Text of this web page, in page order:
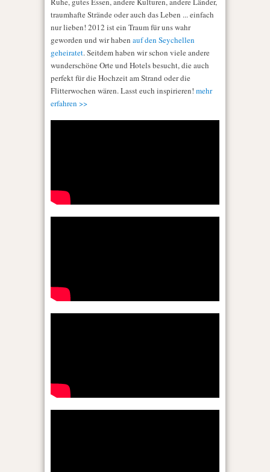
traumhafte Strände oder auch das Leben ... einfach
nur lieben! 2012 ist ein Traum für uns wahr
geworden und wir haben auf den Seychellen
geheiratet. Seitdem haben wir schon viele andere
wunderschöne Orte und Hotels besucht, die auch
perfekt für die Hochzeit am Strand oder die
Flitterwochen wären. Lasst euch inspirieren! mehr
erfahren >>